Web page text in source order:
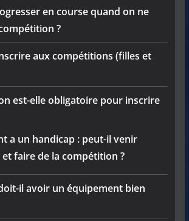
en course quand on ne
?
aux compétitions (filles et
est-elle obligatoire pour inscrire
a un handicap : peut-il venir
et faire de la compétition ?
il avoir un équipement bien